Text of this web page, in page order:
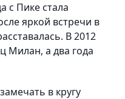
с Пике стала
яркой встречи в
В 2012
Милан, а два года
в кругу